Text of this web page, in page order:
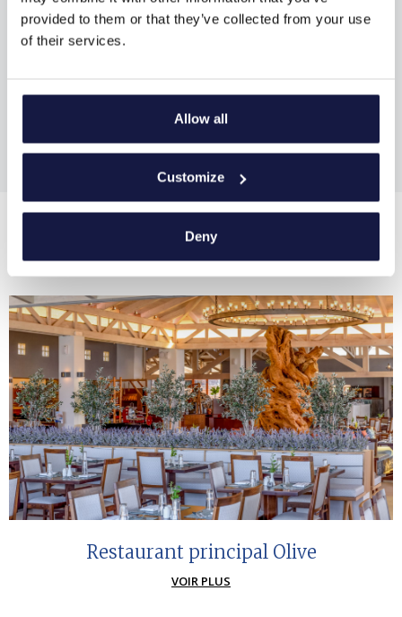
provided to them or that they’ve collected from your use
of their services.
Allow all
Customize
Deny
Restaurant principal Olive
VOIR PLUS